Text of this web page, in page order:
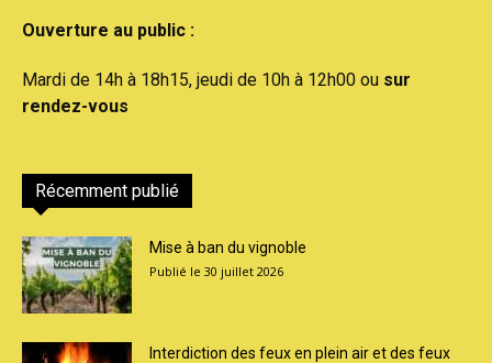
Ouverture au public :
Mardi de 14h à 18h15, jeudi de 10h à 12h00 ou sur
rendez-vous
Récemment publié
Mise à ban du vignoble
30 juillet 2026
Interdiction des feux en plein air et des feux